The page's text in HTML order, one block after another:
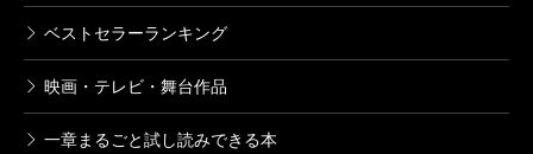
ベストセラーランキング
映画・テレビ・舞台作品
一章まるごと試し読みできる本